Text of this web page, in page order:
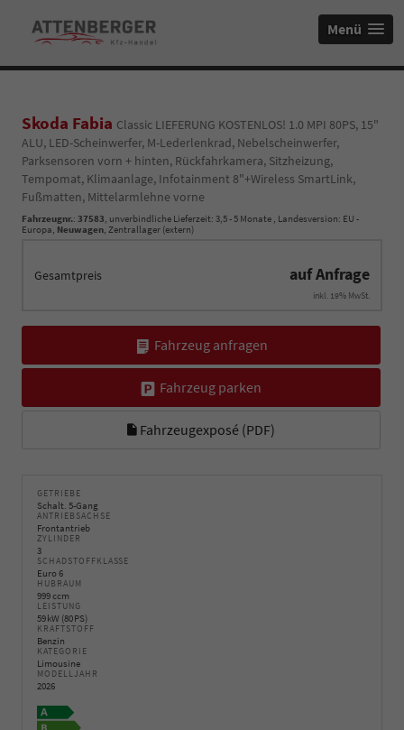
Menü
Skoda Fabia Classic LIEFERUNG KOSTENLOS! 1.0 MPI 80PS, 15"
ALU, LED-Scheinwerfer, M-Lederlenkrad, Nebelscheinwerfer,
Parksensoren vorn + hinten, Rückfahrkamera, Sitzheizung,
Tempomat, Klimaanlage, Infotainment 8"+Wireless SmartLink,
Fußmatten, Mittelarmlehne vorne
Fahrzeugnr.: 37583, unverbindliche Lieferzeit: 3,5 - 5 Monate , Landesversion: EU -
Europa, Neuwagen, Zentrallager (extern)
Gesamtpreis auf Anfrage
inkl. 19% MwSt.
Fahrzeug anfragen
Fahrzeug parken
Fahrzeugexposé (PDF)
GETRIEBE
Schalt. 5-Gang
ANTRIEBSACHSE
Frontantrieb
ZYLINDER
3
SCHADSTOFFKLASSE
Euro 6
HUBRAUM
999 ccm
LEISTUNG
59 kW (80 PS)
KRAFTSTOFF
Benzin
KATEGORIE
Limousine
MODELLJAHR
2026